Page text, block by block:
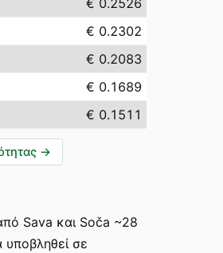
€ 0.2526
€ 0.2302
€ 0.2083
€ 0.1689
€ 0.1511
→
Sava και Soča ~28
υποβληθεί σε